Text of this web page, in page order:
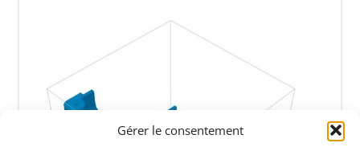
Gérer le consentement